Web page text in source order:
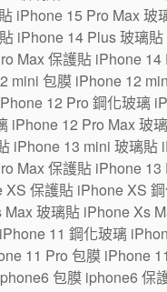
iPhone 15 Pro Max 玻
iPhone 14 Plus 玻璃
Max 保護貼 iPhone 14
mini 包膜 iPhone 12
12 Pro 鋼化玻璃
iPhone 12 Pro Max 玻
iPhone 13 mini 玻璃貼
Max 保護貼 iPhone 13
保護貼 iPhone XS
玻璃貼 iPhone Xs
11 鋼化玻璃
11 Pro 包膜 iPhone
包膜 iphone6 保